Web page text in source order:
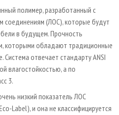
полимер, разработанный с
соединениям (ЛОС), которые будут
в будущем. Прочность
которыми обладают традиционные
отвечает стандарту ANSI
влагостойкостью, а по
3.
низкий показатель ЛОС
Label), и она не классифицируется